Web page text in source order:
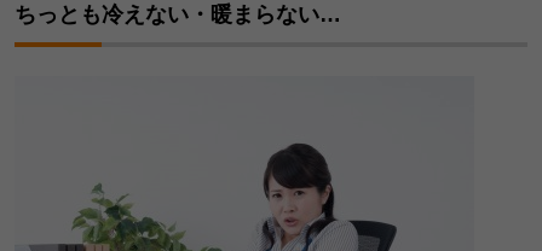
ちっとも冷えない・暖まらない…